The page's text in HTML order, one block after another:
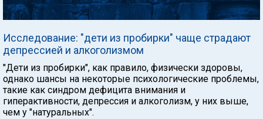
Исследование: "дети из пробирки" чаще страдают
депрессией и алкоголизмом
"Дети из пробирки", как правило, физически здоровы,
однако шансы на некоторые психологические проблемы,
такие как синдром дефицита внимания и
гиперактивности, депрессия и алкоголизм, у них выше,
чем у "натуральных".